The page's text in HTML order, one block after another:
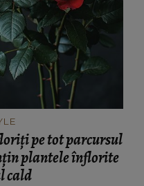
pe tot parcursul
plantele înflorite
cald